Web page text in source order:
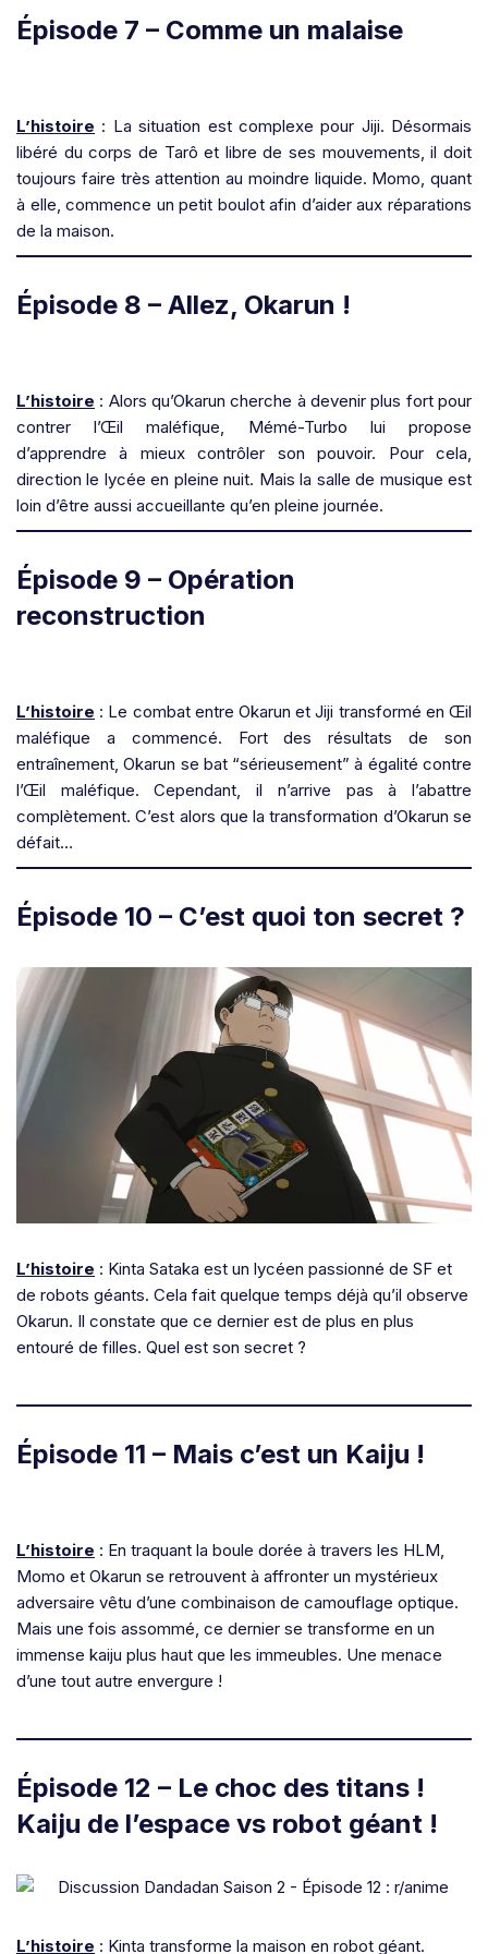
Épisode 7 – Comme un malaise
L’histoire : La situation est complexe pour Jiji. Désormais
libéré du corps de Tarô et libre de ses mouvements, il doit
toujours faire très attention au moindre liquide. Momo, quant
à elle, commence un petit boulot afin d’aider aux réparations
de la maison.
Épisode 8 – Allez, Okarun !
L’histoire : Alors qu’Okarun cherche à devenir plus fort pour
contrer l’Œil maléfique, Mémé-Turbo lui propose
d’apprendre à mieux contrôler son pouvoir. Pour cela,
direction le lycée en pleine nuit. Mais la salle de musique est
loin d’être aussi accueillante qu’en pleine journée.
Épisode 9 – Opération
reconstruction
L’histoire : Le combat entre Okarun et Jiji transformé en Œil
maléfique a commencé. Fort des résultats de son
entraînement, Okarun se bat “sérieusement” à égalité contre
l’Œil maléfique. Cependant, il n’arrive pas à l’abattre
complètement. C’est alors que la transformation d’Okarun se
défait…
Épisode 10 – C’est quoi ton secret ?
L’histoire : Kinta Sataka est un lycéen passionné de SF et
de robots géants. Cela fait quelque temps déjà qu’il observe
Okarun. Il constate que ce dernier est de plus en plus
entouré de filles. Quel est son secret ?
Épisode 11 – Mais c’est un Kaiju !
L’histoire : En traquant la boule dorée à travers les HLM,
Momo et Okarun se retrouvent à affronter un mystérieux
adversaire vêtu d’une combinaison de camouflage optique.
Mais une fois assommé, ce dernier se transforme en un
immense kaiju plus haut que les immeubles. Une menace
d’une tout autre envergure !
Épisode 12 – Le choc des titans !
Kaiju de l’espace vs robot géant !
L’histoire : Kinta transforme la maison en robot géant.